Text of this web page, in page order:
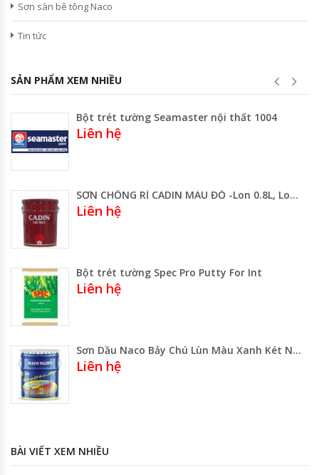
Sơn sàn bê tông Naco
Tin tức
SẢN PHẨM XEM NHIỀU
Bột trét tường Seamaster nội thất 1004
Liên hệ
SƠN CHỐNG RỈ CADIN MÀU ĐỎ -Lon 0.8L, Lon 3L, Thùng 17.5L
Liên hệ
Bột trét tường Spec Pro Putty For Int
Liên hệ
Sơn Dầu Naco Bảy Chú Lùn Màu Xanh Két NC 666
Liên hệ
BÀI VIẾT XEM NHIỀU